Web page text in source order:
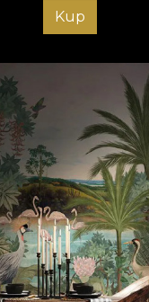
Kup